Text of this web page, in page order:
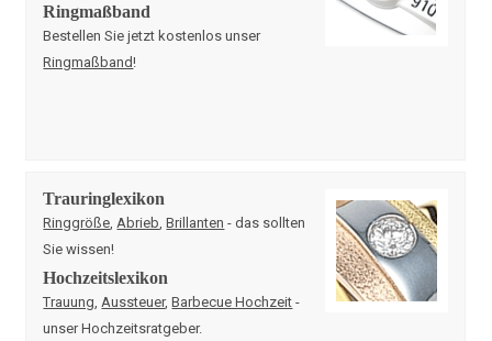
Ringmaßband
Bestellen Sie jetzt kostenlos unser
Ringmaßband!
Trauringlexikon
Ringgröße Abrieb ,Brillanten - das sollten
Sie wissen!
Hochzeitslexikon
Trauung Aussteuer,Barbecue Hochzeit -
unser Hochzeitsratgeber.